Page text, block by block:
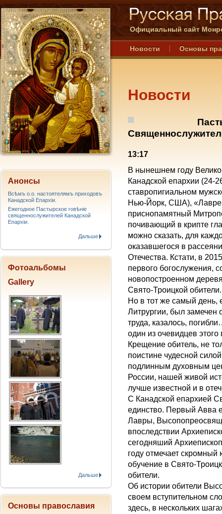
Официальный сайт
Новости Основы
Новости
13:17
В нынешнем году
Канадской епархии (24-
ставропигиальном
Нью-Йорк, США), «Лавре
приснопамятный
почивающий в крипте
можно сказать, для
оказавшегося в
Отечества. Кстати, в
первого богослужения,
новопостроенном
Свято-Троицкой обители.
Но в тот же самый день,
Литрургии, был замечен
труда, казалось,
один из очевидцев
Крещение обитель, не
поистине чудесной
подлинным духовным
России, нашей живой
лучше известной и в
С Канадской епархией
единство. Первый Авва
Лавры,
впоследствии
сегодняший
году отмечает
обучение в Свято-
обители.
Об истории обители
своем вступительном
здесь, в нескольких
Анонсы
Всѣмъ о.о. настоятелямъ приходовъ
Канадской Епархiи.
Ежегодное Пастырское говѣніе
священнослужителей Канадской
Епархіи.
Дальше
Фотоальбомы
Gallery
Дальше
Основы православия